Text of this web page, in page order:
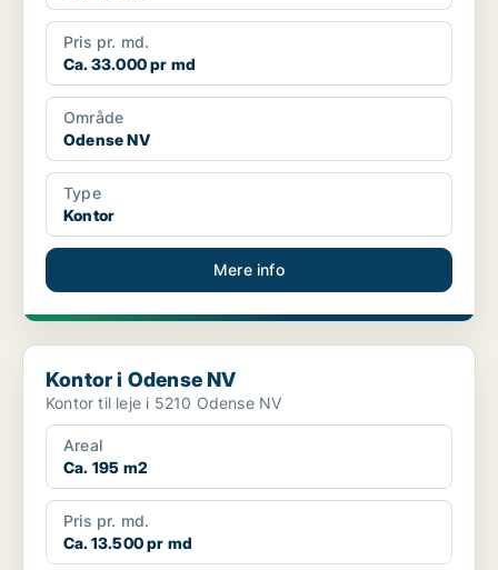
Pris pr. md.
Ca. 33.000 pr md
Område
Odense NV
Type
Kontor
Mere info
Kontor i Odense NV
Kontor i Odense NV
Kontor til leje i 5210 Odense NV
Areal
Ca. 195 m2
Pris pr. md.
Ca. 13.500 pr md